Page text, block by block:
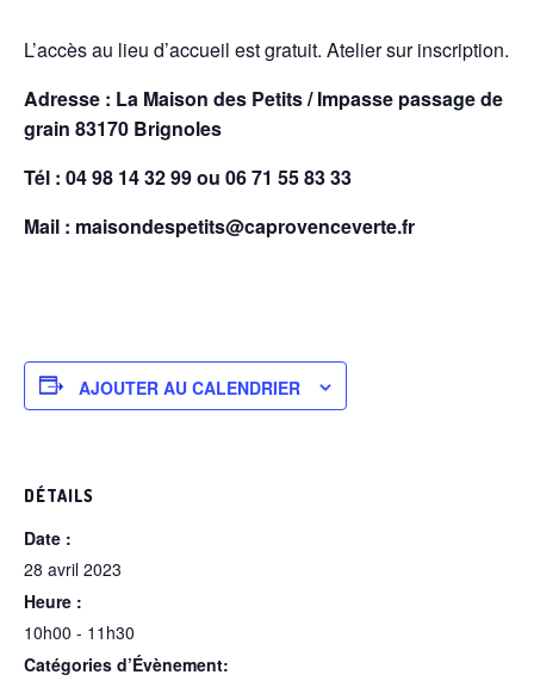
L’accès au lieu d’accueil est gratuit. Atelier sur inscription.
Adresse : La Maison des Petits / Impasse passage de
grain 83170 Brignoles
Tél : 04 98 14 32 99 ou 06 71 55 83 33
Mail : maisondespetits@caprovenceverte.fr
AJOUTER AU CALENDRIER
DÉTAILS
Date :
28 avril 2023
Heure :
10h00 - 11h30
Catégories d’Évènement: